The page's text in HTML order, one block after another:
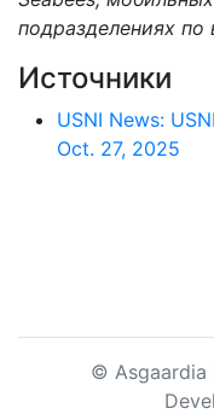
подразделениях по
Источники
USNI News:
Oct. 27, 2025
© Asgaardia